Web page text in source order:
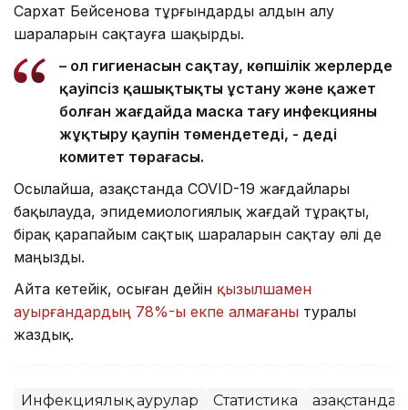
Сархат Бейсенова тұрғындарды алдын алу
шараларын сақтауға шақырды.
– Қол гигиенасын сақтау, көпшілік жерлерде
қауіпсіз қашықтықты ұстану және қажет
болған жағдайда маска тағу инфекцияны
жұқтыру қаупін төмендетеді, - деді
комитет төрағасы.
Осылайша, Қазақстанда COVID-19 жағдайлары
бақылауда, эпидемиологиялық жағдай тұрақты,
бірақ қарапайым сақтық шараларын сақтау әлі де
маңызды.
Айта кетейік, осыған дейін қызылшамен
ауырғандардың 78%-ы екпе алмағаны туралы
жаздық.
Инфекциялық аурулар Статистика